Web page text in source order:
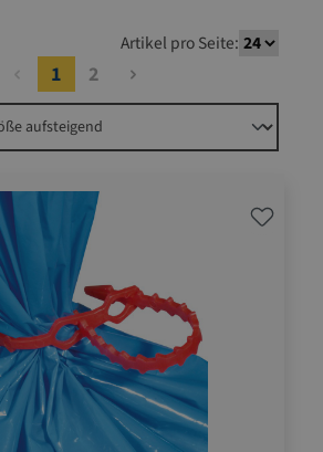
Artikel pro Seite:
1
2